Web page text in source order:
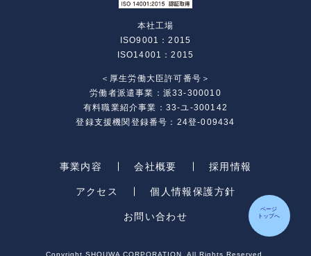
ページ
トップへ
本社工場
ISO9001：2015
ISO14001：2015
＜厚生労働大臣許可番号＞
労働者派遣事業：派33-300010
有料職業紹介事業：33-ユ-300142
登録支援機関登録番号：24登-009434
事業内容 会社概要 採用情報
アクセス 個人情報保護方針
お問い合わせ
Copyright SHOUWA CORPORATION. All Rights Reserved.